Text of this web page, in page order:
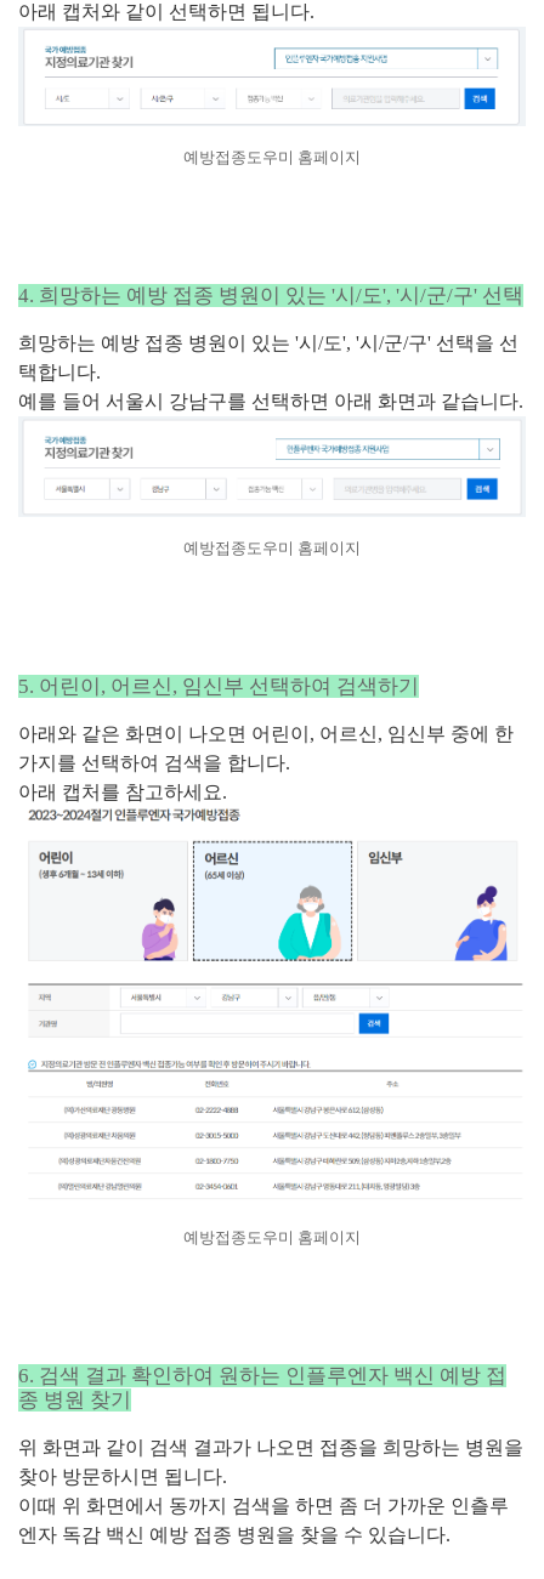
아래 캡처와 같이 선택하면 됩니다.
예방접종도우미 홈페이지
4. 희망하는 예방 접종 병원이 있는 '시/도', '시/군/구' 선택
희망하는 예방 접종 병원이 있는 '시/도', '시/군/구' 선택을 선
택합니다.
예를 들어 서울시 강남구를 선택하면 아래 화면과 같습니다.
예방접종도우미 홈페이지
5. 어린이, 어르신, 임신부 선택하여 검색하기
아래와 같은 화면이 나오면 어린이, 어르신, 임신부 중에 한
가지를 선택하여 검색을 합니다.
아래 캡처를 참고하세요.
예방접종도우미 홈페이지
6. 검색 결과 확인하여 원하는 인플루엔자 백신 예방 접
종 병원 찾기
위 화면과 같이 검색 결과가 나오면 접종을 희망하는 병원을
찾아 방문하시면 됩니다.
이때 위 화면에서 동까지 검색을 하면 좀 더 가까운 인츨루
엔자 독감 백신 예방 접종 병원을 찾을 수 있습니다.